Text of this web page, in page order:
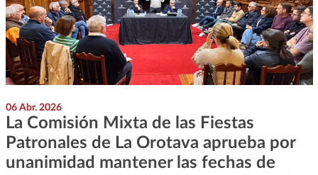
06 Abr. 2026
La Comisión Mixta de las Fiestas
Patronales de La Orotava aprueba por
unanimidad mantener las fechas de